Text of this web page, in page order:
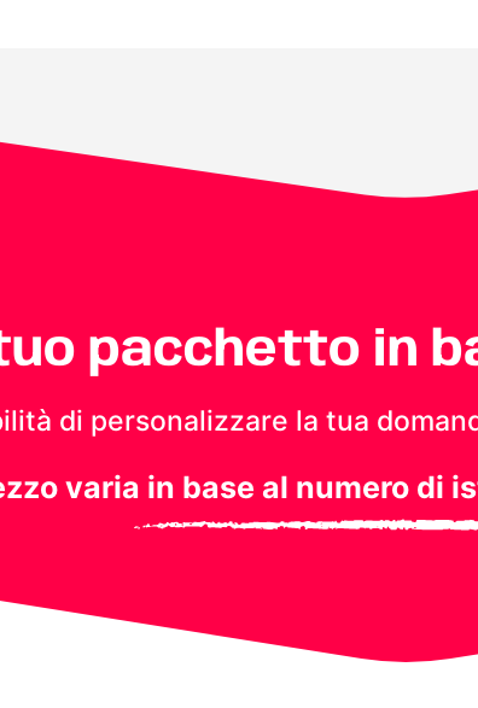
pacchetto in
di personalizzare la tua
varia in base al numero di